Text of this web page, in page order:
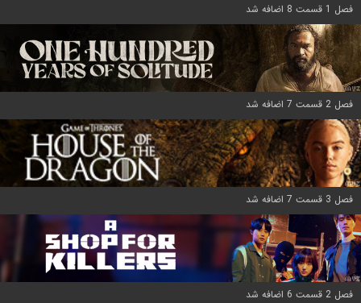
فصل 1 قسمت 8 اضافه شد
فصل 2 قسمت 7 اضافه شد
فصل 3 قسمت 7 اضافه شد
فصل 2 قسمت 6 اضافه شد